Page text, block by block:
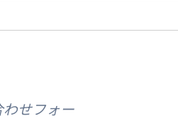
せフォー